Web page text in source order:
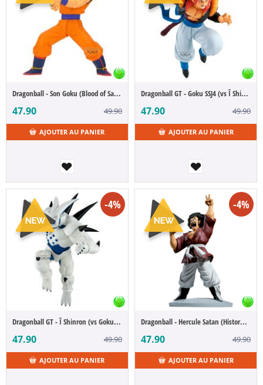
Dragonball - Son Goku (Blood of Saiyan)
47.90 49.90
AJOUTER AU PANIER
Dragonball GT - Goku SSJ4 (vs Î Shinron) (Match Makers)
47.90 49.90
AJOUTER AU PANIER
-4%
Dragonball GT - Î Shinron (vs Goku SSJ4) (Match Makers)
47.90 49.90
AJOUTER AU PANIER
-4%
Dragonball - Hercule Satan (History Box)
47.90 49.90
AJOUTER AU PANIER